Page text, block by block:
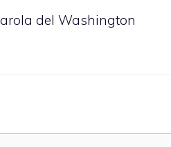
del Washington